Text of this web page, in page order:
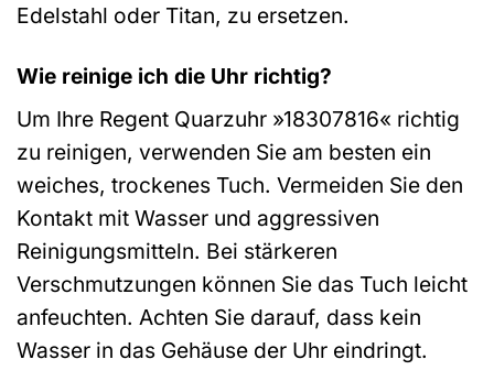
Edelstahl oder Titan, zu ersetzen.
Wie reinige ich die Uhr richtig?
Um Ihre Regent Quarzuhr »18307816« richtig
zu reinigen, verwenden Sie am besten ein
weiches, trockenes Tuch. Vermeiden Sie den
Kontakt mit Wasser und aggressiven
Reinigungsmitteln. Bei stärkeren
Verschmutzungen können Sie das Tuch leicht
anfeuchten. Achten Sie darauf, dass kein
Wasser in das Gehäuse der Uhr eindringt.